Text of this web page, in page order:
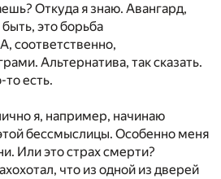
Откуда я знаю. Авангард,
это борьба
соответственно,
Альтернатива, так сказать.
есть.
я, например, начинаю
бессмыслицы. Особенно меня
Или это страх смерти?
что из одной из дверей